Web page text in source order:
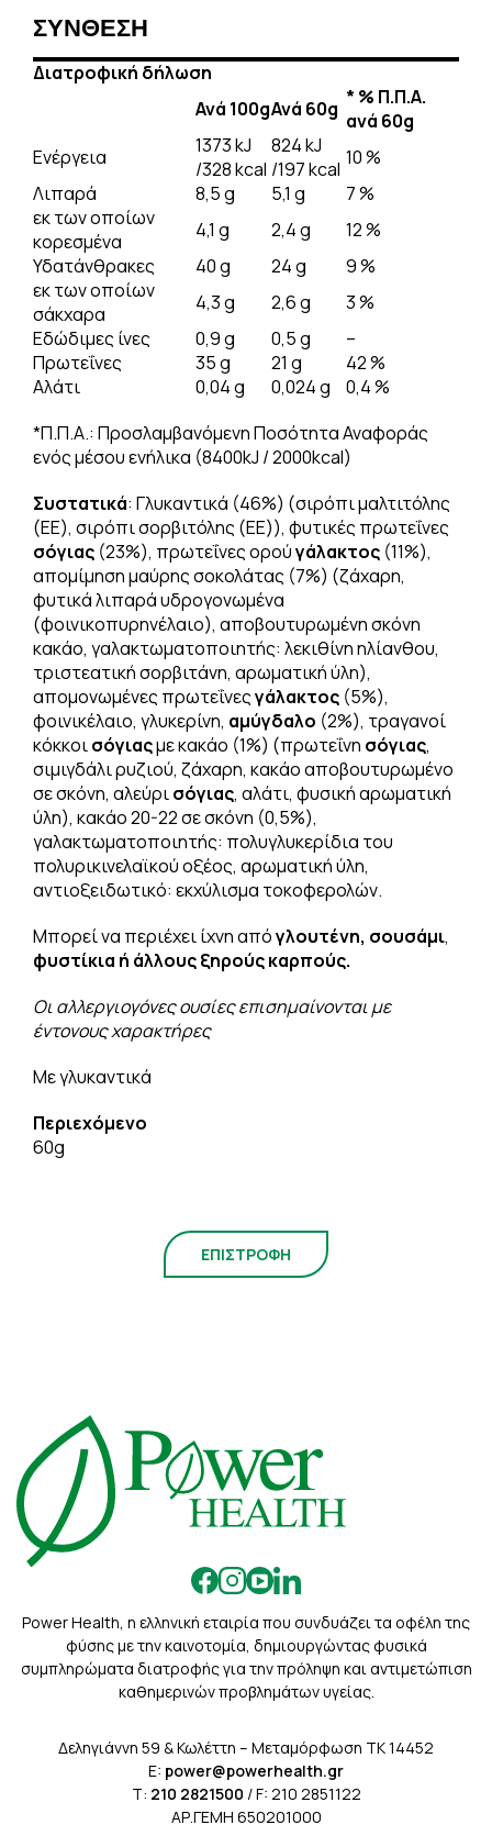
ΣΥΝΘΕΣΗ
Διατροφική δήλωση
Ανά 100gΑνά 60g * % Π.Π.Α.
ανά 60g
Ενέργεια
1373 kJ
/328 kcal
824 kJ
/197 kcal 10 %
Λιπαρά
8,5 g 5,1 g
7 %
εκ των οποίων
κορεσμένα
4,1 g 2,4 g
12 %
Υδατάνθρακες
40 g 24 g
9 %
εκ των οποίων
σάκχαρα
4,3 g 2,6 g
3 %
Εδώδιμες ίνες
0,9 g 0,5 g
–
Πρωτεΐνες
35 g 21 g
42 %
Αλάτι
0,04 g 0,024 g
0,4 %
*Π.Π.Α.: Προσλαμβανόμενη Ποσότητα Αναφοράς
ενός μέσου ενήλικα (8400kJ / 2000kcal)
Συστατικά: Γλυκαντικά (46%) (σιρόπι μαλτιτόλης
(EE), σιρόπι σορβιτόλης (EE)), φυτικές πρωτεΐνες
σόγιας (23%), πρωτεΐνες ορούγάλακτος (11%),
απομίμηση μαύρης σοκολάτας (7%) (ζάχαρη,
φυτικά λιπαρά υδρογονωμένα
(φοινικοπυρηνέλαιο), αποβουτυρωμένη σκόνη
κακάο, γαλακτωματοποιητής: λεκιθίνη ηλίανθου,
τριστεατική σορβιτάνη, αρωματική ύλη),
απομονωμένες πρωτεΐνεςγάλακτος (5%),
φοινικέλαιο, γλυκερίνη, αμύγδαλο (2%), τραγανοί
κόκκοισόγιαςμε κακάο (1%) (πρωτεΐνη σόγιας,
σιμιγδάλι ρυζιού, ζάχαρη, κακάο αποβουτυρωμένο
σε σκόνη, αλεύρισόγιας, αλάτι, φυσική αρωματική
ύλη), κακάο 20-22 σε σκόνη (0,5%),
γαλακτωματοποιητής: πολυγλυκερίδια του
πολυρικινελαϊκού οξέος, αρωματική ύλη,
αντιοξειδωτικό: εκχύλισμα τοκοφερολών.
Μπορεί να περιέχει ίχνη απόγλουτένη, σουσάμι,
φυστίκια ή άλλους ξηρούς καρπούς.
Οι αλλεργιογόνες ουσίες επισημαίνονται με
έντονους χαρακτήρες
Με γλυκαντικά
Περιεχόμενο
60g
ΕΠΙΣΤΡΟΦΗ
Power Health, η ελληνική εταιρία που συνδυάζει τα οφέλη της
φύσης με την καινοτομία, δημιουργώντας φυσικά
συμπληρώματα διατροφής για την πρόληψη και αντιμετώπιση
καθημερινών προβλημάτων υγείας.
Δεληγιάννη 59 & Κωλέττη – Μεταμόρφωση ΤΚ 14452
E: power@powerhealth.gr
Τ: 210 2821500 / F: 210 2851122
ΑΡ.ΓΕΜΗ 650201000